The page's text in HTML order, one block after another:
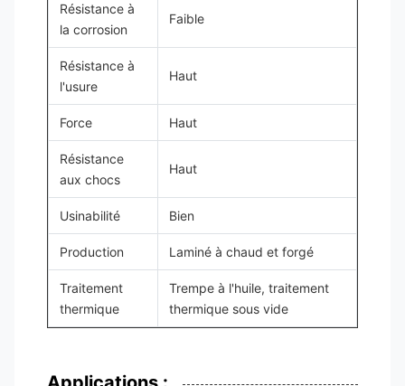
Résistance à
la corrosion
Faible
Résistance à
l'usure
Haut
Force Haut
Résistance
aux chocs
Haut
Usinabilité Bien
Production Laminé à chaud et forgé
Traitement
thermique
Trempe à l'huile, traitement
thermique sous vide